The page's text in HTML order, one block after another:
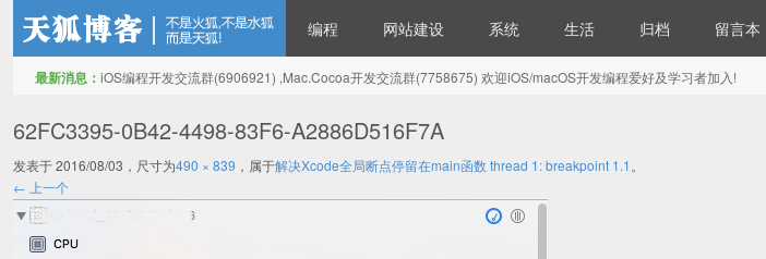
编程 网站建设 系统 生活 归档 留言本
最新消息： iOS编程开发交流群(6906921) ,Mac.Cocoa开发交流群(7758675) 欢迎iOS/macOS开发编程爱好及学习者加入!
62FC3395-0B42-4498-83F6-A2886D516F7A
发表于2016/08/03 ，尺寸为490 × 839 ，属于解决Xcode全局断点停留在main函数 thread 1: breakpoint 1.1 。
← 上一个